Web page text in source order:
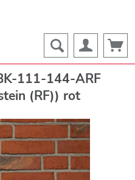
111-144-ARF
(RF)) rot